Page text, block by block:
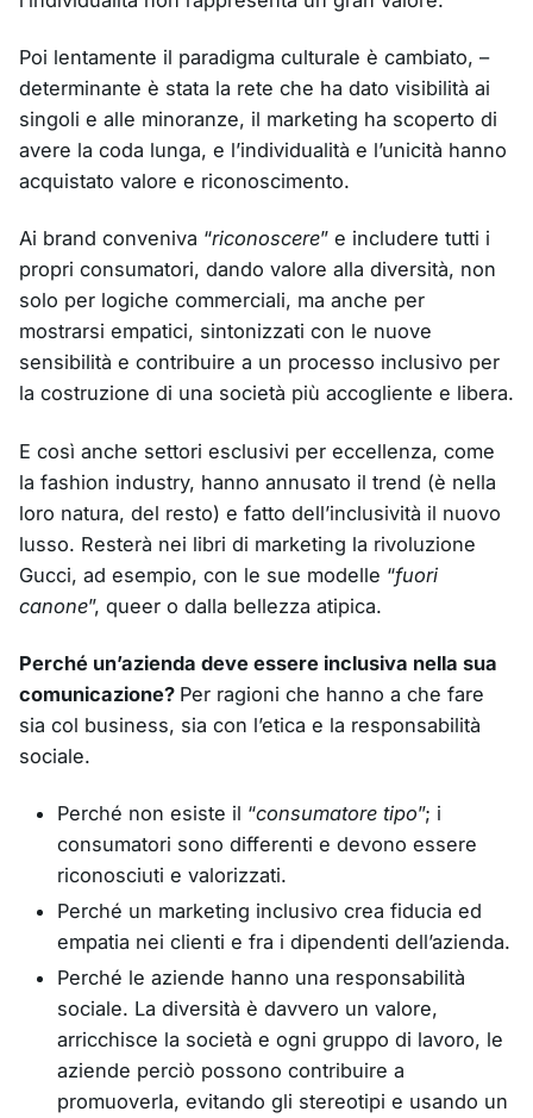
Poi lentamente il paradigma culturale è cambiato, –
determinante è stata la rete che ha dato visibilità ai
singoli e alle minoranze, il marketing ha scoperto di
avere la coda lunga, e l’individualità e l’unicità hanno
acquistato valore e riconoscimento.
Ai brand conveniva “riconoscere” e includere tutti i
propri consumatori, dando valore alla diversità, non
solo per logiche commerciali, ma anche per
mostrarsi empatici, sintonizzati con le nuove
sensibilità e contribuire a un processo inclusivo per
la costruzione di una società più accogliente e libera.
E così anche settori esclusivi per eccellenza, come
la fashion industry, hanno annusato il trend (è nella
loro natura, del resto) e fatto dell’inclusività il nuovo
lusso. Resterà nei libri di marketing la rivoluzione
Gucci, ad esempio, con le sue modelle “fuori
canone”, queer o dalla bellezza atipica.
Perché un’azienda deve essere inclusiva nella sua
comunicazione? Per ragioni che hanno a che fare
sia col business, sia con l’etica e la responsabilità
sociale.
Perché non esiste il “consumatore tipo”; i
consumatori sono differenti e devono essere
riconosciuti e valorizzati.
Perché un marketing inclusivo crea fiducia ed
empatia nei clienti e fra i dipendenti dell’azienda.
Perché le aziende hanno una responsabilità
sociale. La diversità è davvero un valore,
arricchisce la società e ogni gruppo di lavoro, le
aziende perciò possono contribuire a
promuoverla, evitando gli stereotipi e usando un